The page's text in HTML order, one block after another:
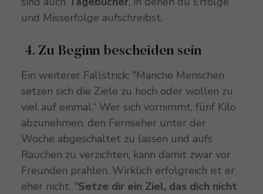
und Misserfolge aufschreibst.
4. Zu Beginn bescheiden sein
Ein weiterer Fallstrick: "Manche Menschen
setzen sich die Ziele zu hoch oder wollen zu
viel auf einmal.“ Wer sich vornimmt, fünf Kilo
abzunehmen, den Fernseher unter der
Woche abgeschaltet zu lassen und aufs
Rauchen zu verzichten, kann damit zwar vor
Freunden prahlen. Wirklich erfolgreich ist er
eher nicht. "Setze dir ein Ziel, das dich nicht